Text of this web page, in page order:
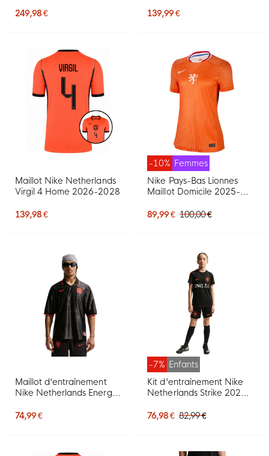
249,98 €
139,99 €
Maillot Nike Netherlands
Virgil 4 Home 2026-2028
139,98 €
-10% Femmes
Nike Pays-Bas Lionnes
Maillot Domicile 2025-
89,99 € 100,00 €
Maillot d'entraînement
Nike Netherlands Energy
74,99 €
-7% Enfants
Kit d'entraînement Nike
Netherlands Strike 2026-
orange
76,98 € 82,99 €